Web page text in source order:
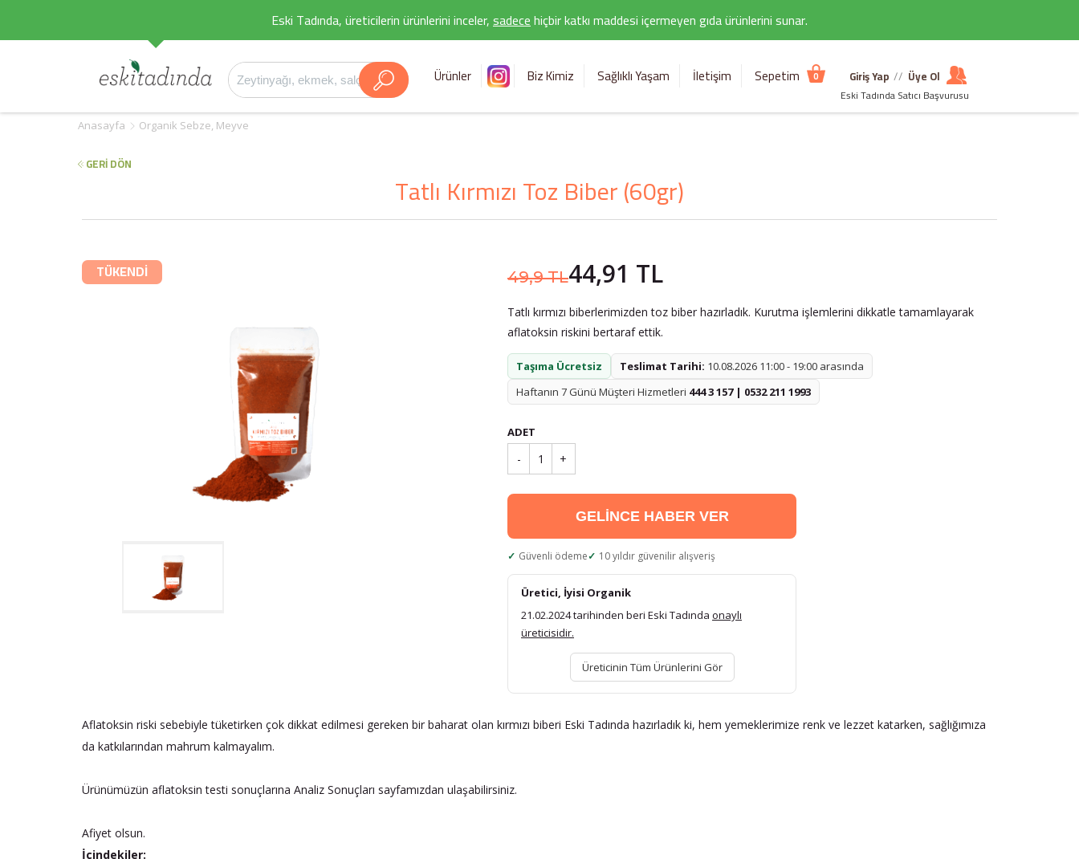
Eski Tadında, üreticilerin ürünlerini inceler,sadecehiçbir katkı maddesi içermeyen gıda ürünlerini sunar.
Ürünler Biz Kimiz Sağlıklı Yaşam İletişim Sepetim 0 Giriş Yap // Üye Ol
Eski Tadında Satıcı Başvurusu
Anasayfa Organik Sebze, Meyve
GERİ DÖN
Tatlı Kırmızı Toz Biber (60gr)
TÜKENDİ 49,9 TL44,91 TL
Tatlı kırmızı biberlerimizden toz biber hazırladık. Kurutma işlemlerini dikkatle tamamlayarak
aflatoksin riskini bertaraf ettik.
Taşıma Ücretsiz Teslimat Tarihi: 10.08.2026 11:00 - 19:00 arasında
Haftanın 7 Günü Müşteri Hizmetleri 444 3 157 | 0532 211 1993
ADET
- 1 +
GELİNCE HABER VER
Güvenli ödeme 10 yıldır güvenilir alışveriş
Üretici, İyisi Organik
21.02.2024 tarihinden beri Eski Tadında onaylı
üreticisidir.
Üreticinin Tüm Ürünlerini Gör
Aflatoksin riski sebebiyle tüketirken çok dikkat edilmesi gereken bir baharat olan kırmızı biberi Eski Tadında hazırladık ki, hem yemeklerimize renk ve lezzet katarken, sağlığımıza
da katkılarından mahrum kalmayalım.
Ürünümüzün aflatoksin testi sonuçlarına Analiz Sonuçları sayfamızdan ulaşabilirsiniz.
Afiyet olsun.
İçindekiler: